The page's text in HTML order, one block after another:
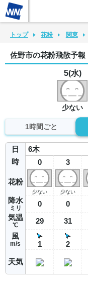
花粉カレンダー 花粉図鑑
トップ 花粉 関東
佐野市の花粉飛散予報
5(水)
少ない
1時間ごと
日
時
花粉
降水
ミリ
気温
℃
風
m/s
天気
6木
0
少ない
0
29
1
3
少ない
0
31
2